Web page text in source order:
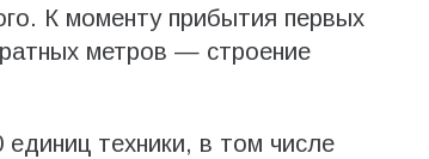
К моменту прибытия первых
метров — строение
техники, в том числе